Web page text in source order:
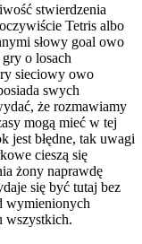
stwierdzenia
Tetris albo
słowy goal owo
o losach
sieciowy owo
swych
że rozmawiamy
mogą mieć w tej
jest błędne, tak uwagi
cieszą się
żony naprawdę
się być tutaj bez
wymienionych
wszystkich.